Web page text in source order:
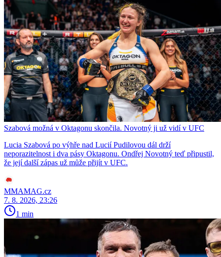
Szabová možná v Oktagonu skončila. Novotný ji už vidí v UFC
Lucia Szabová po výhře nad Lucií Pudilovou dál drží
neporazitelnost i dva pásy Oktagonu. Ondřej Novotný teď připustil,
že její další zápas už může přijít v UFC.
MMAMAG.cz
7. 8. 2026, 23:26
1 min